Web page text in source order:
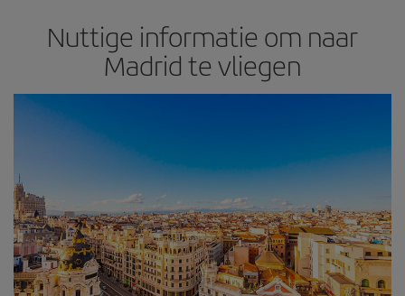
Nuttige informatie om naar
Madrid te vliegen